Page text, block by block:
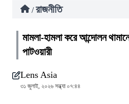
/ রাজনীতি
মামলা-হামলা করে আন্দোলন
পাটওয়ারী
Lens Asia
৩১ জুলাই, ২০২৬ সন্ধ্যা ০৭:৪৪